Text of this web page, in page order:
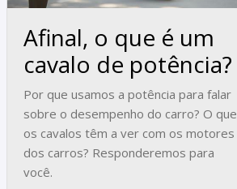
Afinal, o que é um
cavalo de potência?
Por que usamos a potência para falar
sobre o desempenho do carro? O que
os cavalos têm a ver com os motores
dos carros? Responderemos para
você.